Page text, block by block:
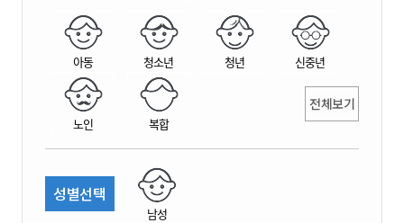
아동 청소년 청년 신중년
노인 복합
전체보기
성별선택
남성